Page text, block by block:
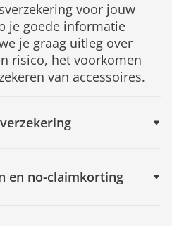
voor jouw
je goede informatie
je graag uitleg over
risico, het voorkomen
van accessoires.
en no-claimkorting